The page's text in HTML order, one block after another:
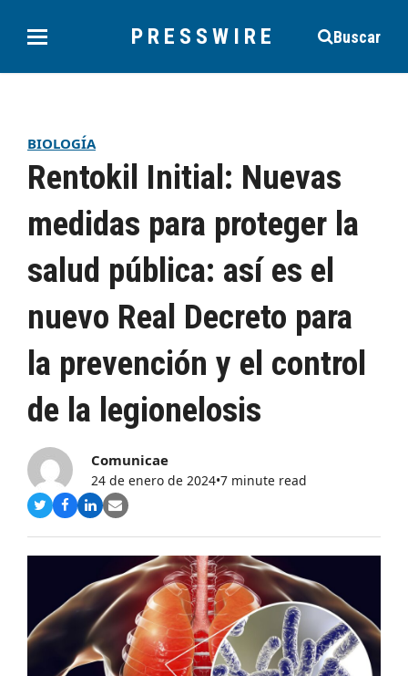
PRESSWIRE Buscar
BIOLOGÍA
Rentokil Initial: Nuevas
medidas para proteger la
salud pública: así es el
nuevo Real Decreto para
la prevención y el control
de la legionelosis
Comunicae
24 de enero de 2024•7 minute read
Compartir
Twitter
Compartir
Facebook
Compartir
LinkedIn
Share
Email